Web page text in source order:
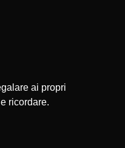
ai propri
ricordare.